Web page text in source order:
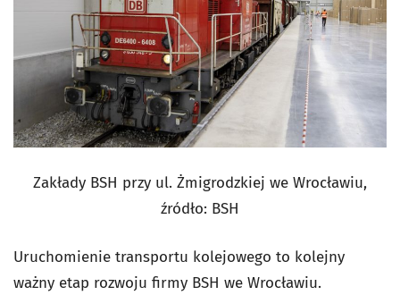
Zakłady BSH przy ul. Żmigrodzkiej we Wrocławiu,
źródło: BSH
Uruchomienie transportu kolejowego to kolejny
ważny etap rozwoju firmy BSH we Wrocławiu.